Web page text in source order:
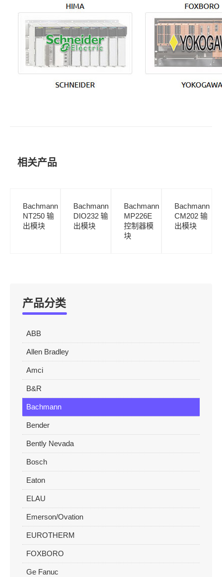
相关产品
Bachmann
NT250 输
出模块
Bachmann
DIO232 输
出模块
Bachmann
MP226E
控制器模
块
Bachmann
CM202 输
出模块
产品分类
ABB
Allen Bradley
Amci
B&R
Bachmann
Bender
Bently Nevada
Bosch
Eaton
ELAU
Emerson/Ovation
EUROTHERM
FOXBORO
Ge Fanuc